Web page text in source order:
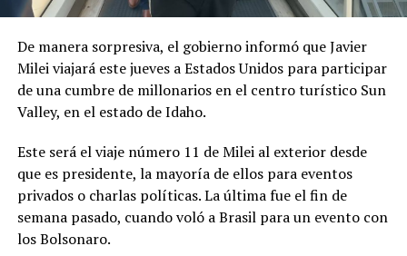
De manera sorpresiva, el gobierno informó que Javier
Milei viajará este jueves a Estados Unidos para participar
de una cumbre de millonarios en el centro turístico Sun
Valley, en el estado de Idaho.
Este será el viaje número 11 de Milei al exterior desde
que es presidente, la mayoría de ellos para eventos
privados o charlas políticas. La última fue el fin de
semana pasado, cuando voló a Brasil para un evento con
los Bolsonaro.